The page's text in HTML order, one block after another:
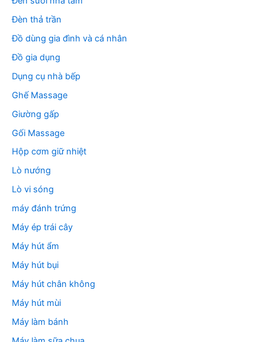
Đèn thả trần
Đồ dùng gia đình và cá nhân
Đồ gia dụng
Dụng cụ nhà bếp
Ghế Massage
Giường gấp
Gối Massage
Hộp cơm giữ nhiệt
Lò nướng
Lò vi sóng
máy đánh trứng
Máy ép trái cây
Máy hút ẩm
Máy hút bụi
Máy hút chân không
Máy hút mùi
Máy làm bánh